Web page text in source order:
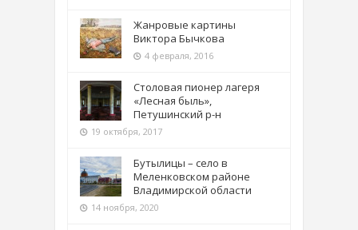
Жанровые картины
Виктора Бычкова
4 февраля, 2016
Столовая пионер лагеря
«Лесная быль»,
Петушинский р-н
19 октября, 2017
Бутылицы – село в
Меленковском районе
Владимирской области
14 ноября, 2020